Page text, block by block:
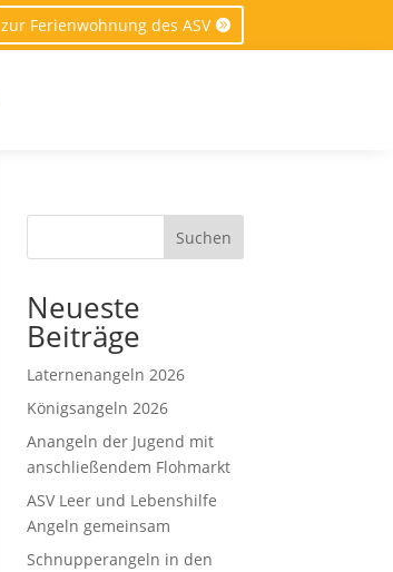
zur Ferienwohnung des ASV
Suchen
Neueste
Beiträge
Laternenangeln 2026
Königsangeln 2026
Anangeln der Jugend mit
anschließendem Flohmarkt
ASV Leer und Lebenshilfe
Angeln gemeinsam
Schnupperangeln in den